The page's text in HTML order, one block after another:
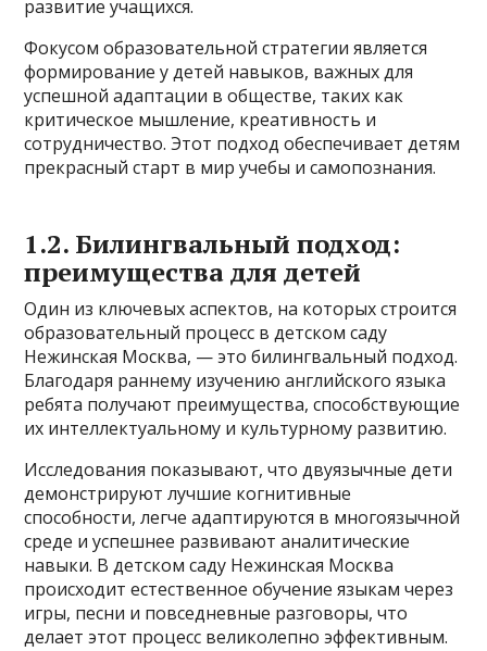
развитие учащихся.
Фокусом образовательной стратегии является
формирование у детей навыков, важных для
успешной адаптации в обществе, таких как
критическое мышление, креативность и
сотрудничество. Этот подход обеспечивает детям
прекрасный старт в мир учебы и самопознания.
1.2. Билингвальный подход:
преимущества для детей
Один из ключевых аспектов, на которых строится
образовательный процесс в детском саду
Нежинская Москва, — это билингвальный подход.
Благодаря раннему изучению английского языка
ребята получают преимущества, способствующие
их интеллектуальному и культурному развитию.
Исследования показывают, что двуязычные дети
демонстрируют лучшие когнитивные
способности, легче адаптируются в многоязычной
среде и успешнее развивают аналитические
навыки. В детском саду Нежинская Москва
происходит естественное обучение языкам через
игры, песни и повседневные разговоры, что
делает этот процесс великолепно эффективным.